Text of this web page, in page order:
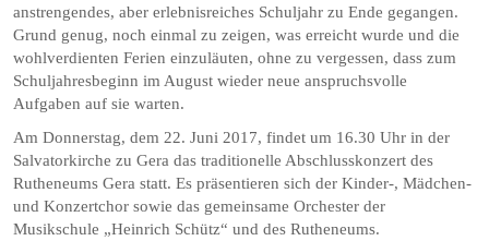
anstrengendes, aber erlebnisreiches Schuljahr zu Ende gegangen.
Grund genug, noch einmal zu zeigen, was erreicht wurde und die
wohlverdienten Ferien einzuläuten, ohne zu vergessen, dass zum
Schuljahresbeginn im August wieder neue anspruchsvolle
Aufgaben auf sie warten.
Am Donnerstag, dem 22. Juni 2017, findet um 16.30 Uhr in der
Salvatorkirche zu Gera das traditionelle Abschlusskonzert des
Rutheneums Gera statt. Es präsentieren sich der Kinder-, Mädchen-
und Konzertchor sowie das gemeinsame Orchester der
Musikschule „Heinrich Schütz“ und des Rutheneums.